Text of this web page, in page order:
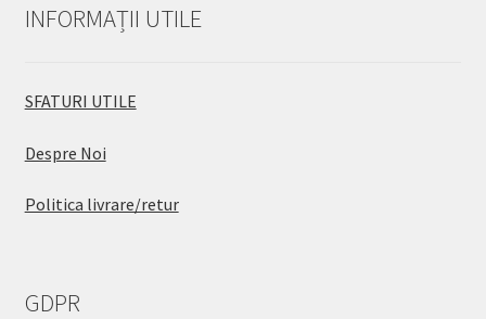
INFORMAȚII UTILE
SFATURI UTILE
Despre Noi
Politica livrare/retur
GDPR